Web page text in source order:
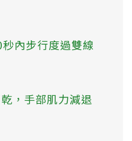
內步行度過雙線
，手部肌力減退